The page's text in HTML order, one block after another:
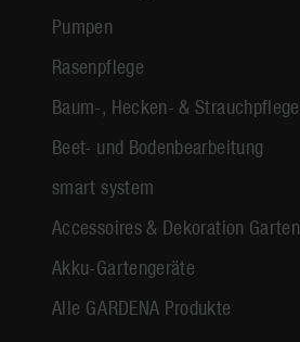
Pumpen
Rasenpflege
Baum-, Hecken- & Strauchpflege
Beet- und Bodenbearbeitung
smart system
Accessoires & Dekoration Garten
Akku-Gartengeräte
Alle GARDENA Produkte